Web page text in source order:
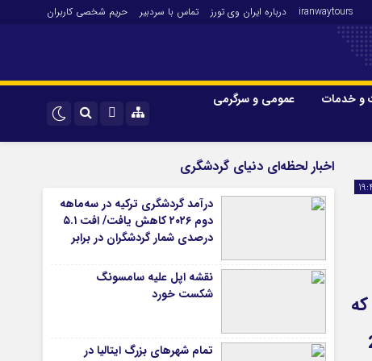
iranwaytours درباره ایران وی تورز تماس با سردبیر حریم شخصی کاربران
و خدمات
عمومی و سرگرمی
اینستاگرام
و فارکس صنعت و تجارت و خدمات
اقتصاد گردشگری
خودرو
2 منیر شاهوار 2
اخبار لحظه‌ای دنیای گردشگری
درآمد گردشگری ترکیه در سه‌ماهه
دوم ۲۰۲۶ کاهش یافت/ افت ۵.۱
درصدی شمار گردشگران در برابر
نقشه اپل علیه سامسونگ
شکست خورد
تمام شهرهای بزرگ ایتالیا در